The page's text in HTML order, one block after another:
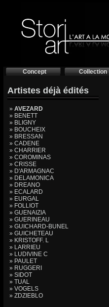
Concept Collection
Artistes déjà édités
» AVEZARD
» BENETT
» BLIGNY
» BOUCHEIX
» BRESSAN
» CADENE
» CHARRIER
» COROMINAS
» CRISSE
» D'ARMAGNAC
» DELAMONICA
» DREANO
» ECALARD
» EURGAL
» FOLLIOT
» GUENAIZIA
» GUERINEAU
» GUICHARD-BUNEL
» GUICHETEAU
» KRISTOFF. L
» LARRIEU
» LUDIVINE C
» PAULET
» RUGGERI
» SIDOT
» TUAL
» VOGELS
» ZDZIEBLO